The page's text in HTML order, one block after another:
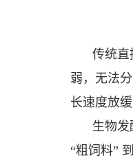
传统直
弱，无法
长速度放
生物
“粗饲料”